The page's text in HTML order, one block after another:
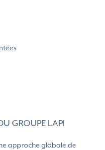
GROUPE LAPI
approche globale de